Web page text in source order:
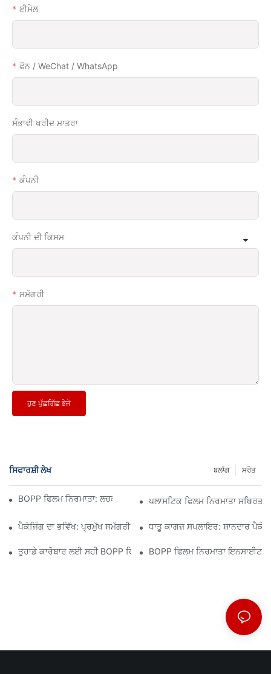
ਈਮੇਲ
ਫੋਨ / WeChat / WhatsApp
ਸੰਭਾਵੀ ਖਰੀਦ ਮਾਤਰਾ
ਕੰਪਨੀ
ਕੰਪਨੀ ਦੀ ਕਿਸਮ
ਸਮੱਗਰੀ
ਹੁਣ ਪੁੱਛਗਿੱਛ ਭੇਜੋ
ਸਿਫਾਰਸ਼ੀ ਲੇਖ ਸਰੋਤ
ਬਲਾੱਗ
BOPP ਫਿਲਮ ਨਿਰਮਾਤਾ: ਲਚਕਦਾਰ ਪੈਕੇਜਿੰਗ ਦੀ ਰੀੜ੍ਹ ਦੀ ਹੱਡੀ
ਪਲਾਸਟਿਕ ਫਿਲਮ ਨਿਰਮਾਤਾ
ਪੈਕੇਜਿੰਗ ਦਾ ਭਵਿੱਖ: ਪ੍ਰਮੁੱਖ ਸਮੱਗਰੀ ਨਿਰਮਾਤਾਵਾਂ ਤੋਂ ਸੂਝਧਾਤੂ ਕਾਗਜ਼ ਸਪਲਾਇਰ: ਸ਼ਾਨਦਾਰ
ਤੁਹਾਡੇ ਕਾਰੋਬਾਰ ਲਈ ਸਹੀ BOPP ਫਿਲਮ ਸਪਲਾਇਰ ਦੀ ਚੋਣ ਕਿਉਂ ਮਾਇਨੇ ਰੱਖਦੀ
BOPP ਫਿਲਮ ਨਿਰਮਾਤਾ